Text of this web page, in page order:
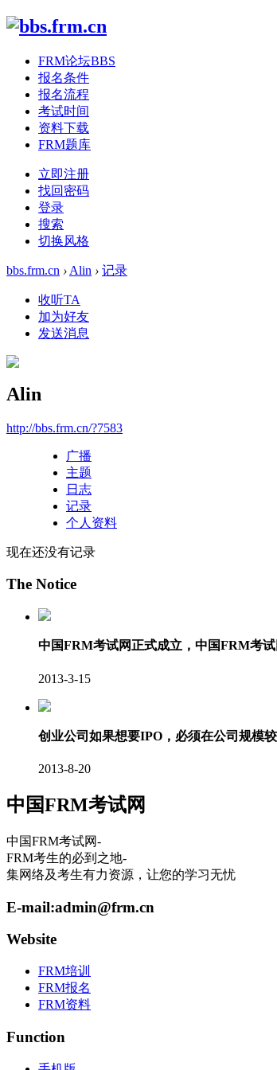
FRM论坛BBS
报名条件
报名流程
考试时间
资料下载
FRM题库
立即注册
找回密码
登录
搜索
切换风格
bbs.frm.cn › Alin › 记录
收听TA
加为好友
发送消息
Alin
http://bbs.frm.cn/?7583
广播
主题
日志
记录
个人资料
现在还没有记录
The Notice
中国FRM考试网正式成立，中国FRM考
2013-3-15
创业公司如果想要IPO，必须在公司规模
2013-8-20
中国FRM考试网
中国FRM考试网-
FRM考生的必到之地-
集网络及考生有力资源，让您的学习无忧
E-mail:admin@frm.cn
Website
FRM培训
FRM报名
FRM资料
Function